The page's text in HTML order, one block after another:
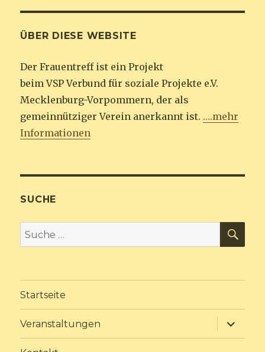
ÜBER DIESE WEBSITE
Der Frauentreff ist ein Projekt
beim VSP Verbund für soziale Projekte e.V.
Mecklenburg-Vorpommern, der als
gemeinnütziger Verein anerkannt ist. ….mehr
Informationen
SUCHE
Suche
nach:
Startseite
Veranstaltungen